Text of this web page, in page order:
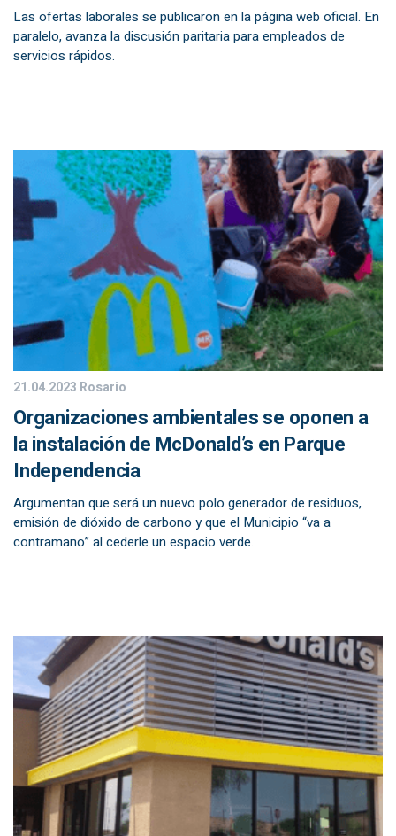
Las ofertas laborales se publicaron en la página web oficial. En
paralelo, avanza la discusión paritaria para empleados de
servicios rápidos.
21.04.2023 Rosario
Organizaciones ambientales se oponen a
la instalación de McDonald’s en Parque
Independencia
Argumentan que será un nuevo polo generador de residuos,
emisión de dióxido de carbono y que el Municipio “va a
contramano” al cederle un espacio verde.